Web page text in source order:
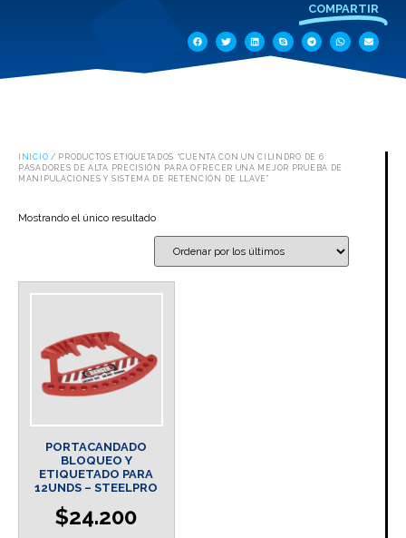
COMPARTIR
INICIO / PRODUCTOS ETIQUETADOS “CUENTA CON UN CILINDRO DE 6
PASADORES DE ALTA PRECISIÓN PARA OFRECER UNA MEJOR PRUEBA DE
MANIPULACIONES Y SISTEMA DE RETENCIÓN DE LLAVE”
Mostrando el único resultado
PORTACANDADO
BLOQUEO Y
ETIQUETADO PARA
12UNDS – STEELPRO
$24.200